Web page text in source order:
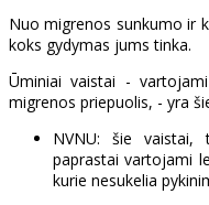
Nuo migrenos sunkumo ir
koks gydymas jums tinka.
Ūminiai vaistai -
migrenos priepuolis, - yra
NVNU: šie vaistai,
paprastai vartojami
kurie nesukelia